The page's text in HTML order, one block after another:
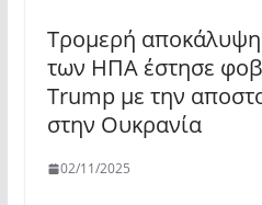
Τρομερή
των ΗΠΑ έστησε
Trump με την
στην Ουκρανία
02/11/2025